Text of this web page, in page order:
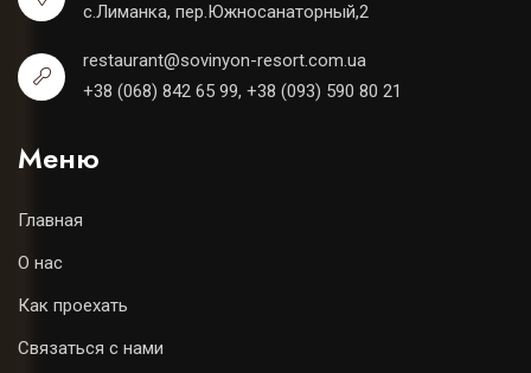
с.Лиманка, пер.Южносанаторный,2
restaurant@sovinyon-resort.com.ua
+38 (068) 842 65 99, +38 (093) 590 80 21
Меню
Главная
О нас
Как проехать
Связаться с нами